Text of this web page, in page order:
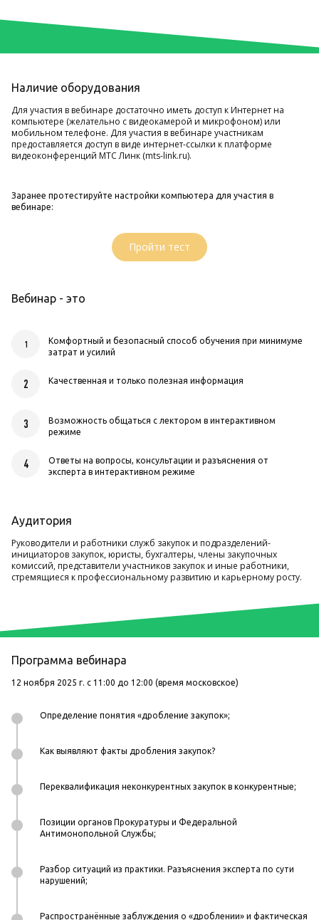
Наличие оборудования
Для участия в вебинаре достаточно иметь доступ к Интернет на
компьютере (желательно с видеокамерой и микрофоном) или
мобильном телефоне. Для участия в вебинаре участникам
предоставляется доступ в виде интернет-ссылки к платформе
видеоконференций МТС Линк (mts-link.ru).
Заранее протестируйте настройки компьютера для участия в
вебинаре:
Пройти тест
Вебинар - это
1
Комфортный и безопасный способ обучения при минимуме
затрат и усилий
2 Качественная и только полезная информация
3
Возможность общаться с лектором в интерактивном
режиме
4
Ответы на вопросы, консультации и разъяснения от
эксперта в интерактивном режиме
Аудитория
Руководители и работники служб закупок и подразделений-
инициаторов закупок, юристы, бухгалтеры, члены закупочных
комиссий, представители участников закупок и иные работники,
стремящиеся к профессиональному развитию и карьерному росту.
Программа вебинара
12 ноября 2025 г. с 11:00 до 12:00 (время московское)
Определение понятия «дробление закупок»;
Как выявляют факты дробления закупок?
Переквалификация неконкурентных закупок в конкурентные;
Позиции органов Прокуратуры и Федеральной
Антимонопольной Службы;
Разбор ситуаций из практики. Разъяснения эксперта по сути
нарушений;
Распространённые заблуждения о «дроблении» и фактическая